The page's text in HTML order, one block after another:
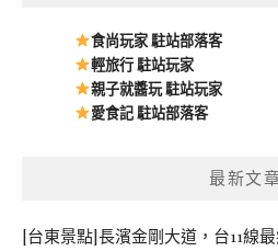
食尚玩家 駐站部落客
輕旅行 駐站玩家
親子就醬玩 駐站玩家
愛食記 駐站部落客
最新文
[台東景點]長濱金剛大道，台11線